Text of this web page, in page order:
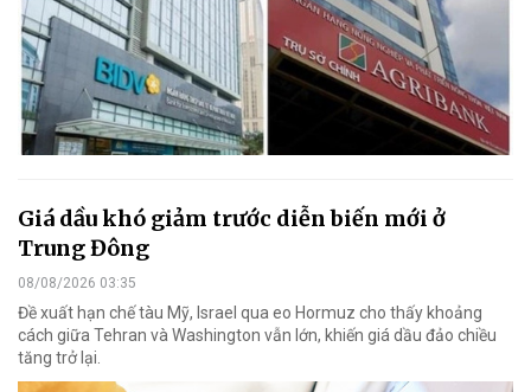
Giá dầu khó giảm trước diễn biến mới ở
Trung Đông
08/08/2026 03:35
Đề xuất hạn chế tàu Mỹ, Israel qua eo Hormuz cho thấy khoảng
cách giữa Tehran và Washington vẫn lớn, khiến giá dầu đảo chiều
tăng trở lại.